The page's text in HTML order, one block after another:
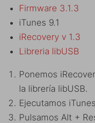
Firmware 3.1.3
iTunes 9.1
iRecovery v 1.3
Libreria libUSB
Ponemos
la librería libUSB.
Ejecutamos
Pulsamos Alt +